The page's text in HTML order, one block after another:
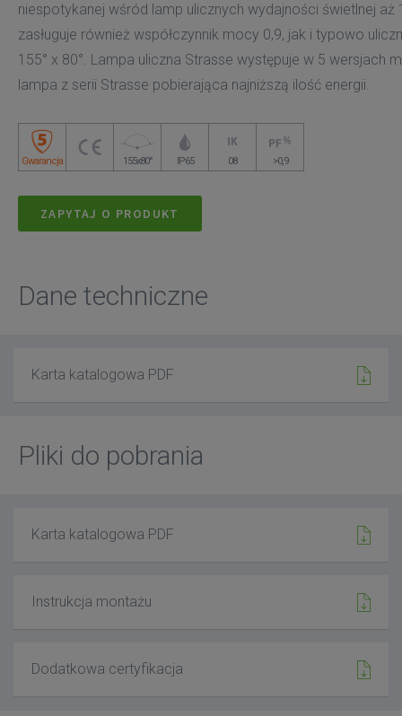
niespotykanej wśród lamp ulicznych wydajności świetlnej aż
zasługuje również współczynnik mocy 0,9, jak i typowo
155° x 80°. Lampa uliczna Strasse występuje w 5 wersjach
lampa z serii Strasse pobierająca najniższą ilość energii.
Gwarancja 155x80° IP65 08 >0,9
ZAPYTAJ O PRODUKT
Dane techniczne
Karta katalogowa PDF
Pliki do pobrania
Karta katalogowa PDF
Instrukcja montażu
Dodatkowa certyfikacja